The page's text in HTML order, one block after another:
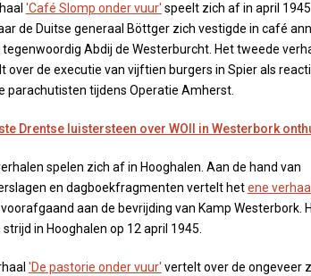
'Café Slomp onder vuur' speelt zich af in april
de Duitse generaal Böttger zich vestigde in café
Abdij de Westerburcht. Het tweede
over de executie van vijftien burgers in Spier als
parachutisten tijdens Operatie Amherst.
Drentse luistersteen over WOII in Westerbork
spelen zich af in Hooghalen. Aan de hand van
en dagboekfragmenten vertelt hetene verhaal
aan de bevrijding van Kamp Westerbork.
in Hooghalen op 12 april 1945.
'De pastorie onder vuur' vertelt over de ongeveer